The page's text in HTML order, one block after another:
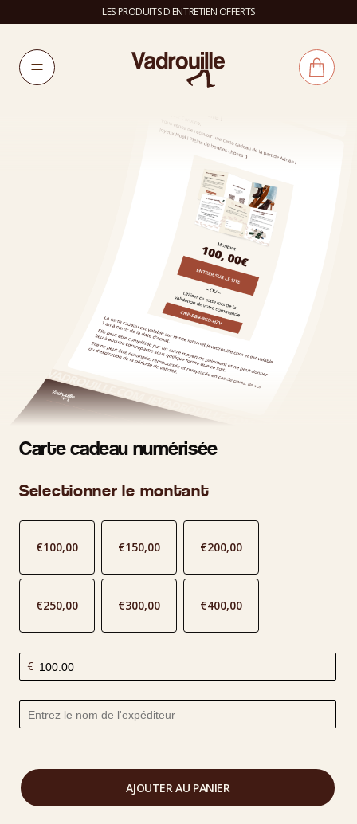
LES PRODUITS D'ENTRETIEN OFFERTS
Carte cadeau numérisée
Selectionner le montant
€100,00 €150,00 €200,00
€250,00 €300,00 €400,00
€
AJOUTER AU PANIER